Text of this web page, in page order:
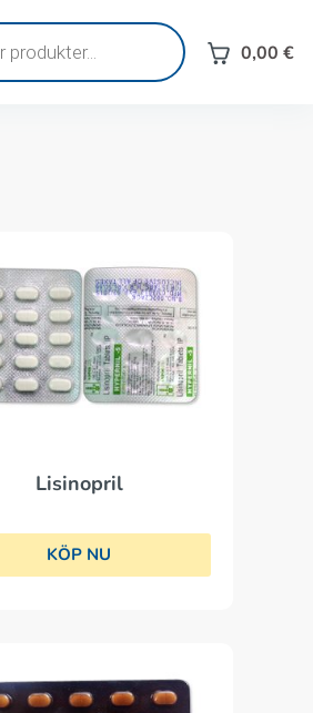
0,00 €
Lisinopril
KÖP NU